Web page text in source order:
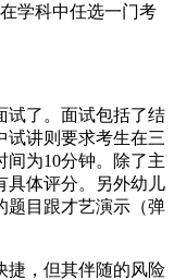
学科中任选一门考
试了。面试包括了结
试讲则要求考生在三
间为10分钟。除了主
具体评分。另外幼儿
题目跟才艺演示（弹
捷，但其伴随的风险